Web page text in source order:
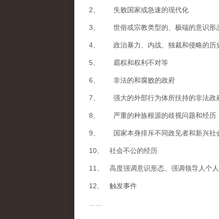
2、 失败国家或急速的现代化
3、 世俗或宗教类型的、极端的意识形
4、 政治暴力、内战、独裁和侵略的历
5、 霸权和权利不对等
6、 非法的和腐败的政府
7、 强大的外部行为体所扶持的非法政
8、 严重的种族根源的歧视问题和经历
9、 国家本身排斥不同政见者和新兴社
10、 社会不公的经历
11、 高度强调意识形态、强调领导人个
12、 触发事件